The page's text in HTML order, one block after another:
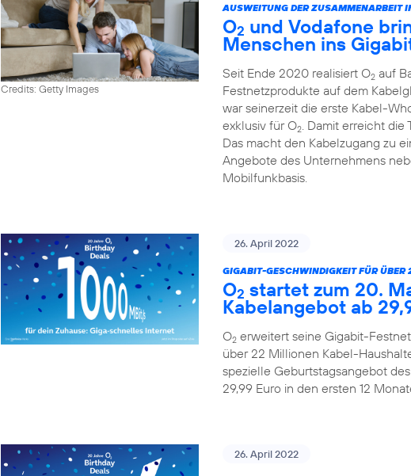
Credits: Getty Images
AUSWEITUNG DER ZUSAMMENARBEIT
O2 und Vodafone
Menschen ins
Seit Ende 2020 realisiert O2 auf
Festnetzprodukte auf dem
war seinerzeit die erste Kabel-
exklusiv für O2 . Damit erreicht
Das macht den Kabelzugang zu
Angebote des Unternehmens
Mobilfunkbasis.
26. April 2022
GIGABIT-GESCHWINDIGKEIT FÜR
O2 startet zum 20.
Kabelangebot ab
O2 erweitert seine Gigabit-
über 22 Millionen Kabel-
spezielle Geburtstagsangebot
29,99 Euro in den ersten 12
26. April 2022